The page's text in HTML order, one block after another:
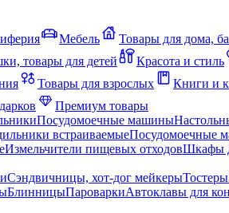
Мебель Товары для дома,
товары для детей Красота и стиль
Товары для взрослых Книги и
Премиум товары
Посудомоечные машины
встраиваемыеПосудомоечные
Измельчители пищевых отходовШкафы
Сэндвичницы, хот-дог мейкерыТостеры
БлинницыПароваркиАвтоклавы для